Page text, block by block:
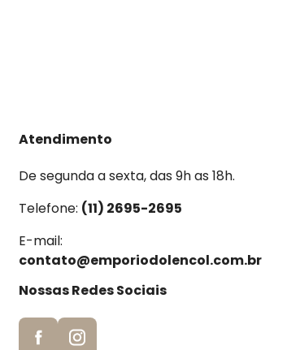
Atendimento
De segunda a sexta, das 9h as 18h.
Telefone: (11) 2695-2695
E-mail:
contato@emporiodolencol.com.br
Nossas Redes Sociais